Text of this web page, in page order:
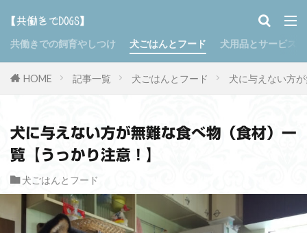
共働きでの飼育やしつけ 犬ごはんとフード 犬用品とサービス
HOME 記事一覧 犬ごはんとフード 犬に与えない方
犬に与えない方が無難な食べ物（食材）一
覧【うっかり注意！】
犬ごはんとフード